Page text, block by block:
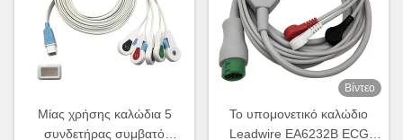
Μίας χρήσης καλώδια 5
συνδετήρας συμβατό
Βίντεο
Το υπομονετικό καλώδιο
Leadwire EA6232B ECG